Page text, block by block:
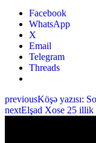
Facebook
WhatsApp
X
Email
Telegram
Threads
previousKöşə yazısı:
nextElşad Xose 25 illik